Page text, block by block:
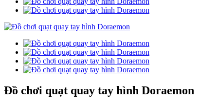
Đồ chơi quạt quay tay hình Doraemon